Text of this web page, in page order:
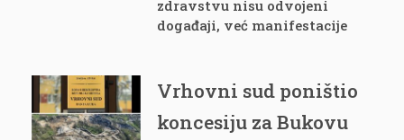
zdravstvu nisu odvojeni
događaji, već manifestacije
Vrhovni sud poništio
koncesiju za Bukovu